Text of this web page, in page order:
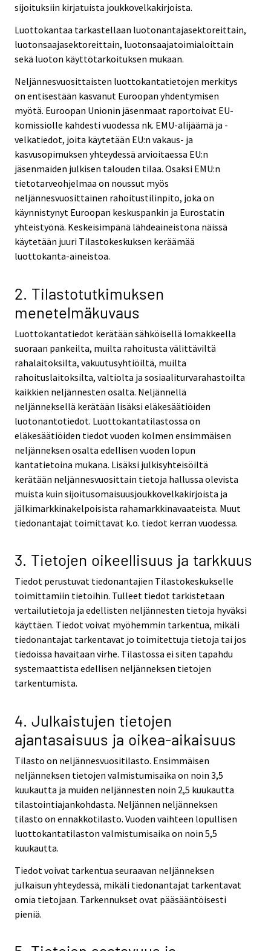
sijoituksiin kirjatuista joukkovelkakirjoista.
Luottokantaa tarkastellaan luotonantajasektoreittain,
luotonsaajasektoreittain, luotonsaajatoimialoittain
sekä luoton käyttötarkoituksen mukaan.
Neljännesvuosittaisten luottokantatietojen merkitys
on entisestään kasvanut Euroopan yhdentymisen
myötä. Euroopan Unionin jäsenmaat raportoivat EU-
komissiolle kahdesti vuodessa nk. EMU-alijäämä ja -
velkatiedot, joita käytetään EU:n vakaus- ja
kasvusopimuksen yhteydessä arvioitaessa EU:n
jäsenmaiden julkisen talouden tilaa. Osaksi EMU:n
tietotarveohjelmaa on noussut myös
neljännesvuosittainen rahoitustilinpito, joka on
käynnistynyt Euroopan keskuspankin ja Eurostatin
yhteistyönä. Keskeisimpänä lähdeaineistona näissä
käytetään juuri Tilastokeskuksen keräämää
luottokanta-aineistoa.
2. Tilastotutkimuksen
menetelmäkuvaus
Luottokantatiedot kerätään sähköisellä lomakkeella
suoraan pankeilta, muilta rahoitusta välittäviltä
rahalaitoksilta, vakuutusyhtiöiltä, muilta
rahoituslaitoksilta, valtiolta ja sosiaaliturvarahastoilta
kaikkien neljännesten osalta. Neljännellä
neljänneksellä kerätään lisäksi eläkesäätiöiden
luotonantotiedot. Luottokantatilastossa on
eläkesäätiöiden tiedot vuoden kolmen ensimmäisen
neljänneksen osalta edellisen vuoden lopun
kantatietoina mukana. Lisäksi julkisyhteisöiltä
kerätään neljännesvuosittain tietoja hallussa olevista
muista kuin sijoitusomaisuusjoukkovelkakirjoista ja
jälkimarkkinakelpoisista rahamarkkinavaateista. Muut
tiedonantajat toimittavat k.o. tiedot kerran vuodessa.
3. Tietojen oikeellisuus ja tarkkuus
Tiedot perustuvat tiedonantajien Tilastokeskukselle
toimittamiin tietoihin. Tulleet tiedot tarkistetaan
vertailutietoja ja edellisten neljännesten tietoja hyväksi
käyttäen. Tiedot voivat myöhemmin tarkentua, mikäli
tiedonantajat tarkentavat jo toimitettuja tietoja tai jos
tiedoissa havaitaan virhe. Tilastossa ei siten tapahdu
systemaattista edellisen neljänneksen tietojen
tarkentumista.
4. Julkaistujen tietojen
ajantasaisuus ja oikea-aikaisuus
Tilasto on neljännesvuositilasto. Ensimmäisen
neljänneksen tietojen valmistumisaika on noin 3,5
kuukautta ja muiden neljännesten noin 2,5 kuukautta
tilastointiajankohdasta. Neljännen neljänneksen
tilasto on ennakkotilasto. Vuoden vaihteen lopullisen
luottokantatilaston valmistumisaika on noin 5,5
kuukautta.
Tiedot voivat tarkentua seuraavan neljänneksen
julkaisun yhteydessä, mikäli tiedonantajat tarkentavat
omia tietojaan. Tarkennukset ovat pääsääntöisesti
pieniä.